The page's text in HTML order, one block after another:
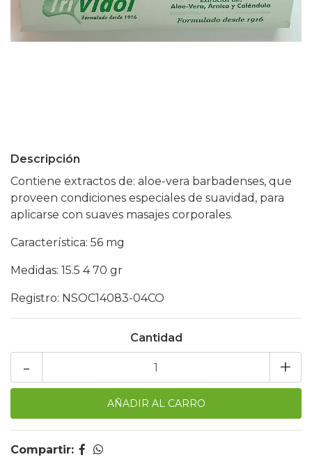
Descripción
Contiene extractos de: aloe-vera barbadenses, que
proveen condiciones especiales de suavidad, para
aplicarse con suaves masajes corporales.
Característica: 56 mg
Medidas: 15.5 4 70 gr
Registro: NSOC14083-04CO
Cantidad
+
-
Compartir: